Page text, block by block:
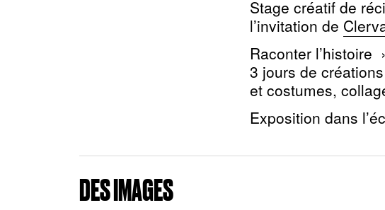
Stage créatif de
l’invitation de
Raconter l’histoire
3 jours de
et costumes,
Exposition dans
DES IMAGES